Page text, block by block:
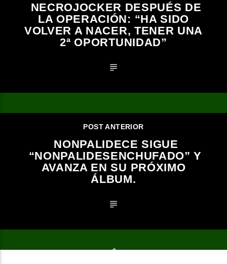
NECROJOCKER DESPUÉS DE
LA OPERACIÓN: “HA SIDO
VOLVER A NACER, TENER UNA
2ª OPORTUNIDAD”
POST ANTERIOR
NONPALIDECE SIGUE
“NONPALIDESENCHUFADO” Y
AVANZA EN SU PRÓXIMO
ÁLBUM.